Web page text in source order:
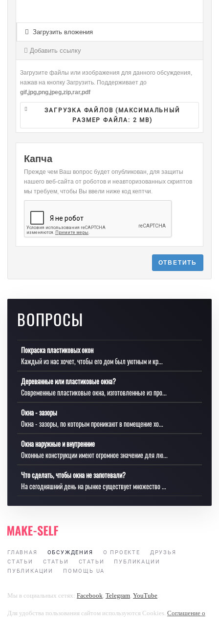
-
-
-
-
-
Загрузить вложения
Добавить ссылку
Загрузите файлы или изображения для данного обсуждения,
нажав на кнопку Загрузить. Поддерживает до
gif,jpg,png,jpeg,zip,rar,pdf
ЗАГРУЗКА ФАЙЛОВ (МАКСИМАЛЬНЫЙ
РАЗМЕР ФАЙЛА: 2 MB)
Капча
Прежде чем Ваш вопрос будет опубликован, для защиты
нашего веб-сайта от роботов и неавторизованных скриптов
мы требуем, чтобы Вы ввели ниже код кептчи.
ОТВЕТИТЬ
ВОПРОСЫ
Покраска пластиковых окон
Каждый из нас хочет, чтобы его дом был уютным и кр...
Деревянные или пластиковые окна?
Современные пластиковые окна, изготовленные из про...
Окна - зазоры
Окна - зазоры, по которым проникают в помещение хо...
Окна наружные и внутренние
Оконные конструкции имеют огромное значение для лю...
Что сделать, чтобы окна не запотевали?
На сегодняшний день на рынке существует множество ...
ГЛАВНАЯ ОБСУЖДЕНИЯ О ПРОЕКТЕ
ДРУЗЬЯ
СТАТЬИ
СТАТЬИ СТАТЬИ
ПУБЛИКАЦИИ
ПУБЛИКАЦИИ
ПОМОЩЬ UA
Мы в социальных сетях: Facebook, Telegram, YouTube.
Для удобства пользования сайтом используются Cookies. Соглашение о